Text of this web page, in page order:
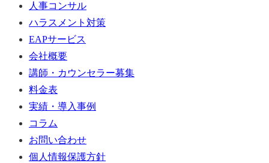
人事コンサル
ハラスメント対策
EAPサービス
会社概要
講師・カウンセラー募集
料金表
実績・導入事例
コラム
お問い合わせ
個人情報保護方針